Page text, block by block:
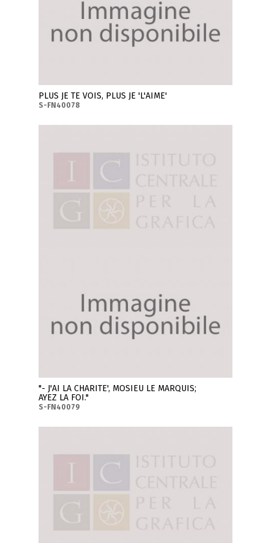
PLUS JE TE VOIS, PLUS JE 'L'AIME'
S-FN40078
"- J'AI LA CHARITE', MOSIEU LE MARQUIS;
AYEZ LA FOI."
S-FN40079